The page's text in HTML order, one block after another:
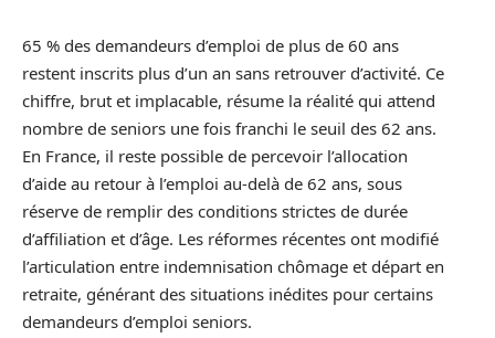
65 % des demandeurs d’emploi de plus de 60 ans
restent inscrits plus d’un an sans retrouver d’activité. Ce
chiffre, brut et implacable, résume la réalité qui attend
nombre de seniors une fois franchi le seuil des 62 ans.
En France, il reste possible de percevoir l’allocation
d’aide au retour à l’emploi au-delà de 62 ans, sous
réserve de remplir des conditions strictes de durée
d’affiliation et d’âge. Les réformes récentes ont modifié
l’articulation entre indemnisation chômage et départ en
retraite, générant des situations inédites pour certains
demandeurs d’emploi seniors.